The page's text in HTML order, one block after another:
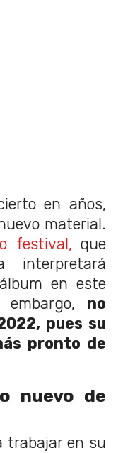
en años,
material.
festival, que
en este
embargo, no
pues su
pronto de
nuevo de
trabajar en su